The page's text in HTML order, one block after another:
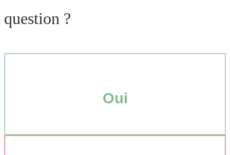
question ?
Oui